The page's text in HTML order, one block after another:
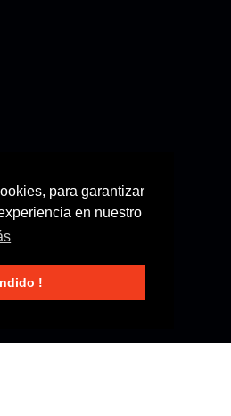
para garantizar
en nuestro
!